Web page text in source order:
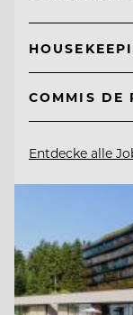
COMMIS DE
Entdecke alle